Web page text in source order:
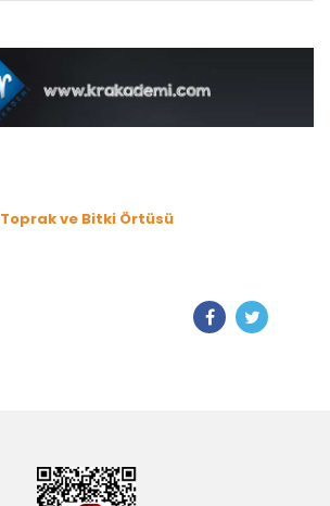
Toprak ve Bitki Örtüsü